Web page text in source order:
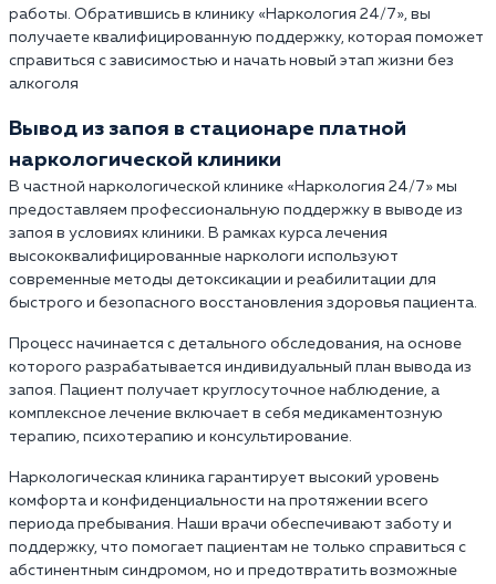
работы. Обратившись в клинику «Наркология 24/7», вы
получаете квалифицированную поддержку, которая поможет
справиться с зависимостью и начать новый этап жизни без
алкоголя
Вывод из запоя в стационаре платной
наркологической клиники
В частной наркологической клинике «Наркология 24/7» мы
предоставляем профессиональную поддержку в выводе из
запоя в условиях клиники. В рамках курса лечения
высококвалифицированные наркологи используют
современные методы детоксикации и реабилитации для
быстрого и безопасного восстановления здоровья пациента.
Процесс начинается с детального обследования, на основе
которого разрабатывается индивидуальный план вывода из
запоя. Пациент получает круглосуточное наблюдение, а
комплексное лечение включает в себя медикаментозную
терапию, психотерапию и консультирование.
Наркологическая клиника гарантирует высокий уровень
комфорта и конфиденциальности на протяжении всего
периода пребывания. Наши врачи обеспечивают заботу и
поддержку, что помогает пациентам не только справиться с
абстинентным синдромом, но и предотвратить возможные